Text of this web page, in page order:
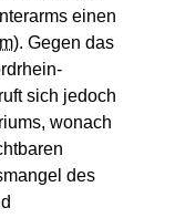
einen
). Gegen das
sich jedoch
wonach
des